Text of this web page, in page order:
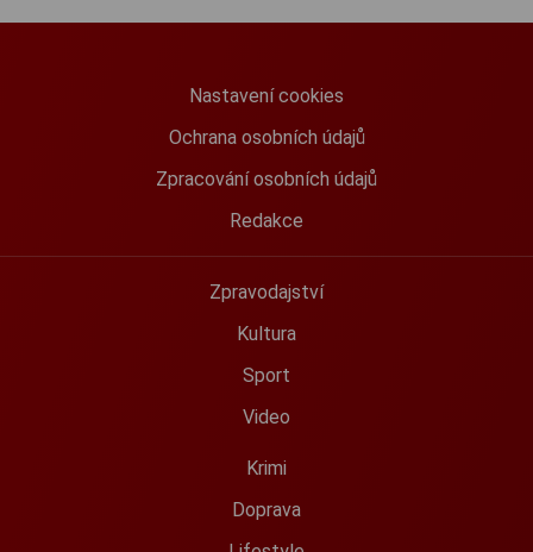
Nastavení cookies
Ochrana osobních údajů
Zpracování osobních údajů
Redakce
Zpravodajství
Kultura
Sport
Video
Krimi
Doprava